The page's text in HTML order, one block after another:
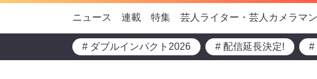
ニュース 連載 特集 芸人ライター・芸人カメラマン
# ダブルインパクト2026 # 配信延長決定! #